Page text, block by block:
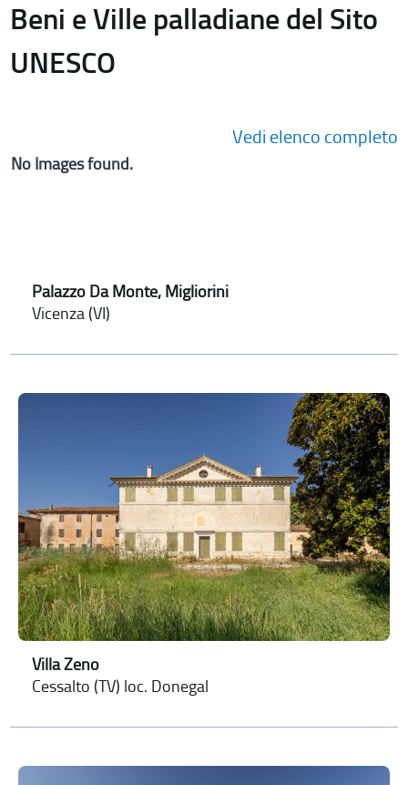
Beni e Ville palladiane del Sito
UNESCO
Vedi elenco completo
No Images found.
Palazzo Da Monte, Migliorini
Vicenza (VI)
Villa Zeno
Cessalto (TV) loc. Donegal